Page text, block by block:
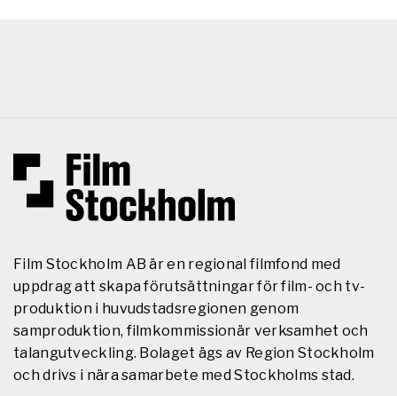
Film Stockholm AB är en regional filmfond med
uppdrag att skapa förutsättningar för film- och tv-
produktion i huvudstadsregionen genom
samproduktion, filmkommissionär verksamhet och
talangutveckling. Bolaget ägs av Region Stockholm
och drivs i nära samarbete med Stockholms stad.